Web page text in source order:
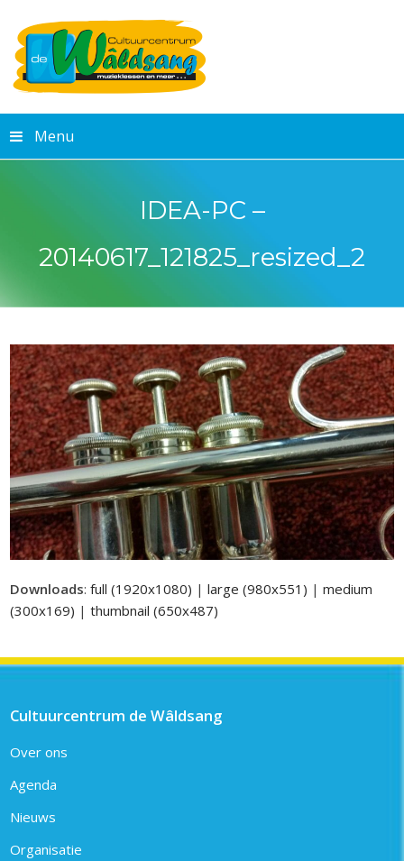
Menu
IDEA-PC –
20140617_121825_resized_2
Downloads:full (1920x1080) |large (980x551) |medium
(300x169) |thumbnail (650x487)
Cultuurcentrum de Wâldsang
Over ons
Agenda
Nieuws
Organisatie